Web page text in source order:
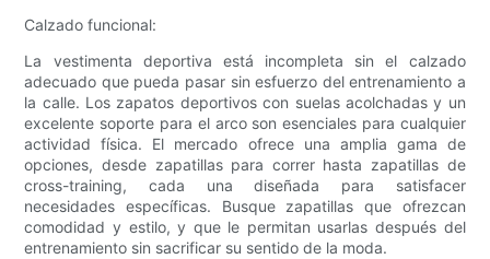
Calzado funcional:
La vestimenta deportiva está incompleta sin el calzado
adecuado que pueda pasar sin esfuerzo del entrenamiento a
la calle. Los zapatos deportivos con suelas acolchadas y un
excelente soporte para el arco son esenciales para cualquier
actividad física. El mercado ofrece una amplia gama de
opciones, desde zapatillas para correr hasta zapatillas de
cross-training, cada una diseñada para satisfacer
necesidades específicas. Busque zapatillas que ofrezcan
comodidad y estilo, y que le permitan usarlas después del
entrenamiento sin sacrificar su sentido de la moda.